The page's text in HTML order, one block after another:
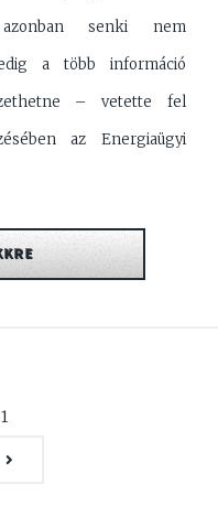
azonban senki nem
a több információ
– vetette fel
az Energiaügyi